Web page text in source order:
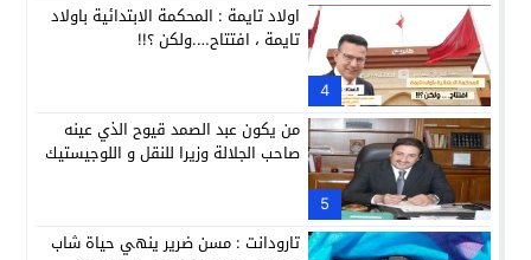
4
اولاد تايمة : المحكمة الابتدائية باولاد
تايمة ، افتتاح….ولكن ؟!!
5
من يكون عبد الصمد قيوح الذي عينه
صاحب الجلالة وزيرا للنقل و اللوجيستيك
تارودانت : مسن ضرير ينهي حياة شاب